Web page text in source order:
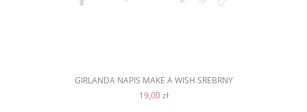
GIRLANDA NAPIS MAKE A WISH SREBRNY
19,00 zł